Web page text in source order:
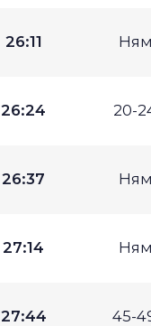
26:11
26:24 20-
26:37
27:14
27:44 45-